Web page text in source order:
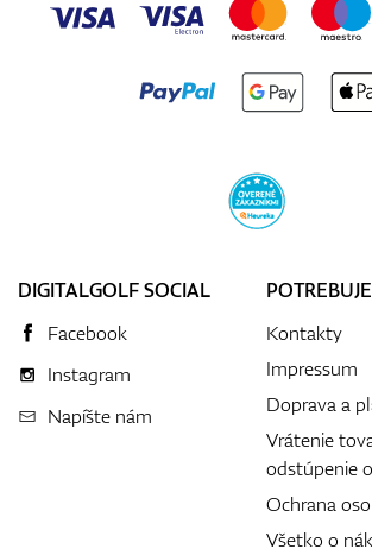
DIGITALGOLF SOCIAL
Facebook
Instagram
Napíšte nám
Kontakty
Impressum
Doprava a
Vrátenie
odstúpenie
Ochrana
Všetko o